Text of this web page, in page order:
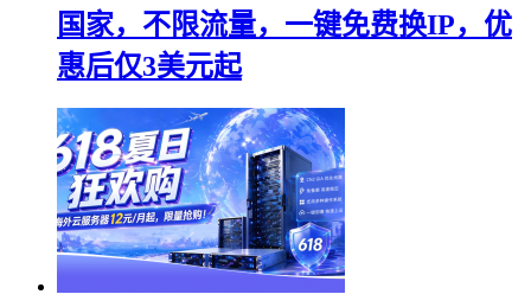
国家，不限流量，一键免费换IP，优
惠后仅3美元起